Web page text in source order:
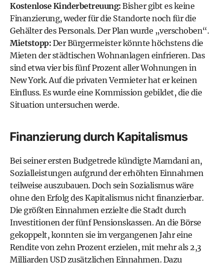
Kostenlose Kinderbetreuung: Bisher gibt es keine
Finanzierung, weder für die Standorte noch für die
Gehälter des Personals. Der Plan wurde „verschoben“.
Mietstopp: Der Bürgermeister könnte höchstens die
Mieten der städtischen Wohnanlagen einfrieren. Das
sind etwa vier bis fünf Prozent aller Wohnungen in
New York. Auf die privaten Vermieter hat er keinen
Einfluss. Es wurde eine Kommission gebildet, die die
Situation untersuchen werde.
Finanzierung durch Kapitalismus
Bei seiner ersten Budgetrede kündigte Mamdani an,
Sozialleistungen aufgrund der erhöhten Einnahmen
teilweise auszubauen. Doch sein Sozialismus wäre
ohne den Erfolg des Kapitalismus nicht finanzierbar.
Die größten Einnahmen erzielte die Stadt durch
Investitionen der fünf Pensionskassen. An die Börse
gekoppelt, konnten sie im vergangenen Jahr eine
Rendite von zehn Prozent erzielen, mit mehr als 2,3
Milliarden USD zusätzlichen Einnahmen. Dazu